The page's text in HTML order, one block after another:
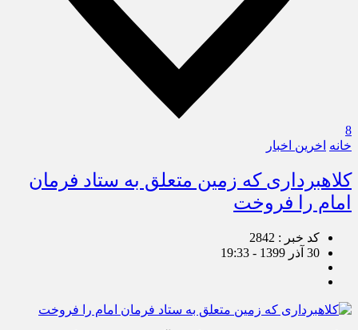
8
خانه اخرین اخبار
کلاهبرداری که زمین متعلق به ستاد فرمان
امام را فروخت
کد خبر : 2842
30 آذر 1399 - 19:33